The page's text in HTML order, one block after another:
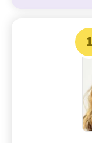
1